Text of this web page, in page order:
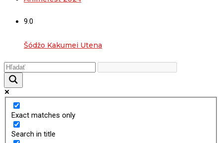
9.0
Šódžo Kakumei Utena
Exact matches only
Search in title